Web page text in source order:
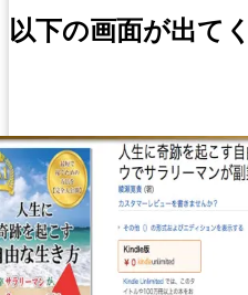
以下の画面が出て